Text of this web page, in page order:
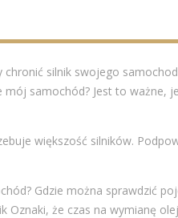
chronić silnik swojego
samochód? Jest to ważne,
większość silników.
Gdzie można sprawdzić
Oznaki, że czas na wymianę